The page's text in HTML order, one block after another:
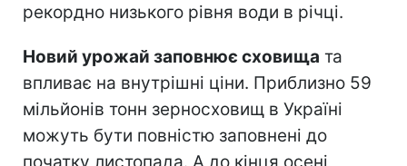
рекордно низького рівня води в річці.
Новий урожай заповнює сховища та
впливає на внутрішні ціни. Приблизно 59
мільйонів тонн зерносховищ в Україні
можуть бути повністю заповнені до
початку листопада. А до кінця осені